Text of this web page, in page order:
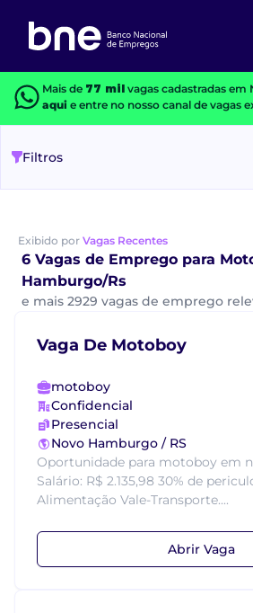
Mais de 77 milvagas cadastradas em
aquie entre no nosso canal de vagas
Filtros
Exibido por Vagas Recentes
6 Vagas de Emprego para
Hamburgo/Rs
e mais 2929 vagas de emprego
Vaga De Motoboy
motoboy
Confidencial
Presencial
Novo Hamburgo / RS
Oportunidade para motoboy em
Salário: R$ 2.135,98 30% de
Alimentação Vale-Transporte....
Abrir Vaga